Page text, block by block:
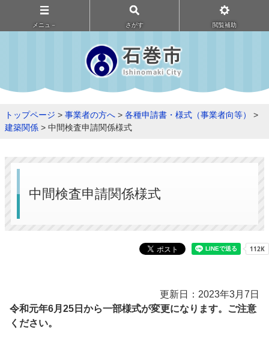
メニュ－ さがす 閲覧補助
トップページ > 事業者の方へ > 各種申請書・様式（事業者向等）
>
建築関係 > 中間検査申請関係様式
中間検査申請関係様式
更新日：2023年3月7日
令和元年6月25日から一部様式が変更になります。ご注意
ください。